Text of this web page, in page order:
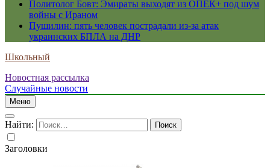
Политолог Бовт: Эмираты выходят из ОПЕК+ под шум
войны с Ираном
Пушилин: пять человек пострадали из-за атак
украинских БПЛА на ДНР
Школьный
Новостная рассылка
Случайные новости
Меню
Найти:
Заголовки